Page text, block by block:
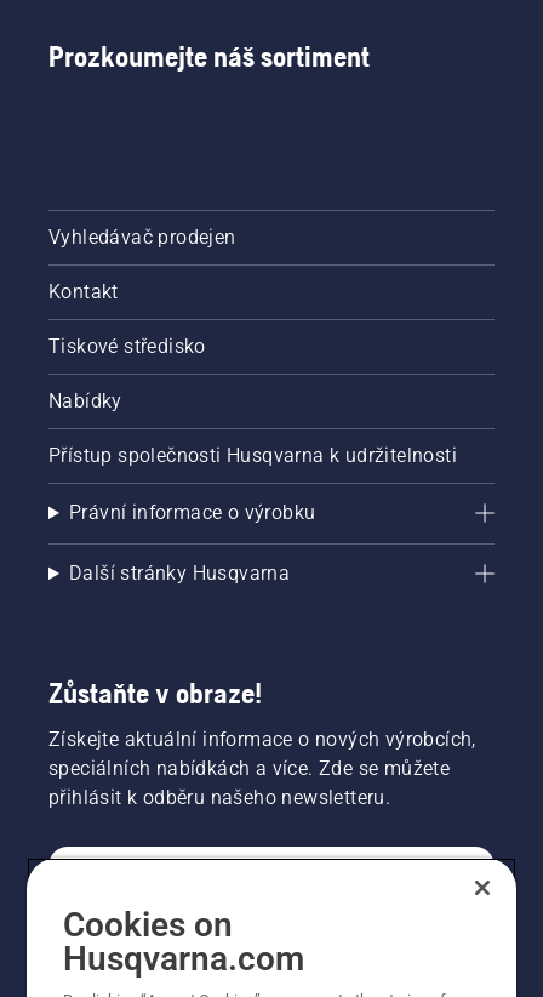
Prozkoumejte náš sortiment
Vyhledávač prodejen
Kontakt
Tiskové středisko
Nabídky
Přístup společnosti Husqvarna k udržitelnosti
Právní informace o výrobku
Další stránky Husqvarna
Zůstaňte v obraze!
Získejte aktuální informace o nových výrobcích,
speciálních nabídkách a více. Zde se můžete
přihlásit k odběru našeho newsletteru.
PROFESIONÁLNÍ
Cookies on
Husqvarna.com